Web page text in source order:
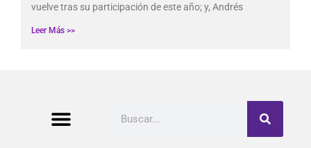
vuelve tras su participación de este año; y, Andrés
Leer Más >>